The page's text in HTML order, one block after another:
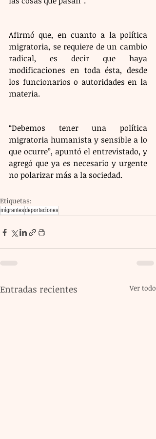
Afirmó que, en cuanto a la política
migratoria, se requiere de un cambio
radical, es decir que haya
modificaciones en toda ésta, desde
los funcionarios o autoridades en la
materia.
“Debemos tener una política
migratoria humanista y sensible a lo
que ocurre”, apuntó el entrevistado, y
agregó que ya es necesario y urgente
no polarizar más a la sociedad.
Etiquetas:
migrantesdeportaciones
Entradas recientes Ver todo